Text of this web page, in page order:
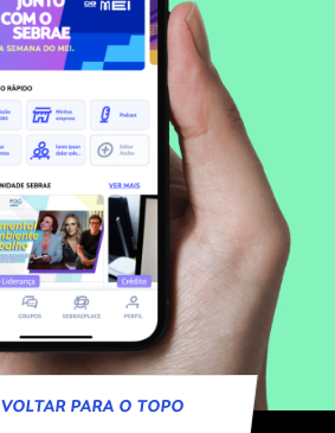
VOLTAR PARA O TOPO